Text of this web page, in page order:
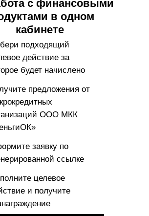
с финансовыми
в одном
кабинете
подходящий
действие за
будет начислено
предложения от
ООО МКК
заявку по
ссылке
целевое
и получите